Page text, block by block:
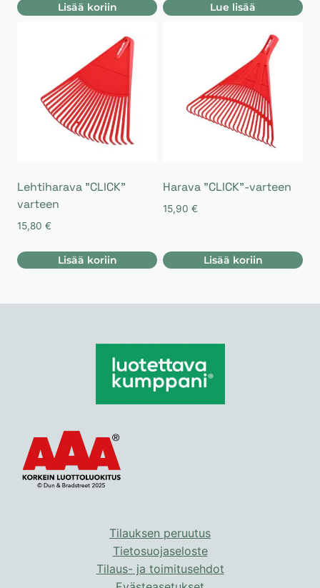
Lisää koriin Lue lisää
Lehtiharava ”CLICK”
varteen
15,80 €
Lisää koriin
Harava ”CLICK”-varteen
15,90 €
Lisää koriin
Tilauksen peruutus
Tietosuojaseloste
Tilaus- ja toimitusehdot